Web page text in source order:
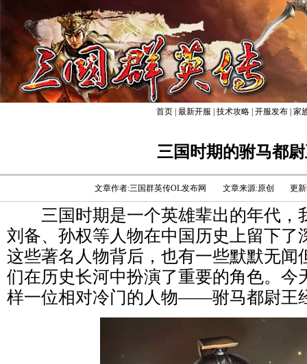
首页| 最新开服 技术攻略| 开服发布| 家
三国时期的驸马都
文章作者:三国群英传OL发布网 文章来源:原创 更新
三国时期是一个英雄辈出的年代，
刘备、孙权等人物在中国历史上留下了
这些著名人物背后，也有一些默默无闻
们在历史长河中扮演了重要的角色。今
样一位相对冷门的人物——驸马都尉王